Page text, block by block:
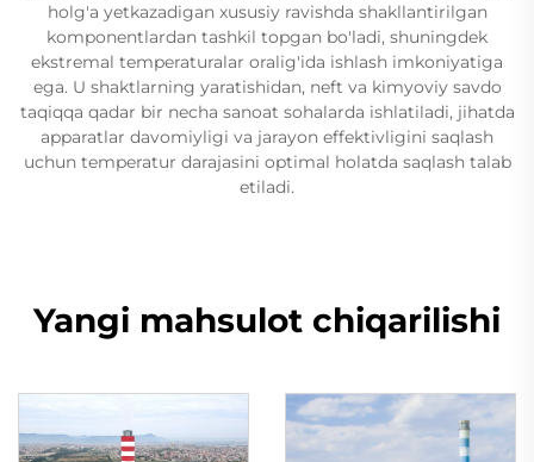
holg'a yetkazadigan xususiy ravishda shakllantirilgan
komponentlardan tashkil topgan bo'ladi, shuningdek
ekstremal temperaturalar oralig'ida ishlash imkoniyatiga
ega. U shaktlarning yaratishidan, neft va kimyoviy savdo
taqiqqa qadar bir necha sanoat sohalarda ishlatiladi, jihatda
apparatlar davomiyligi va jarayon effektivligini saqlash
uchun temperatur darajasini optimal holatda saqlash talab
etiladi.
Yangi mahsulot chiqarilishi